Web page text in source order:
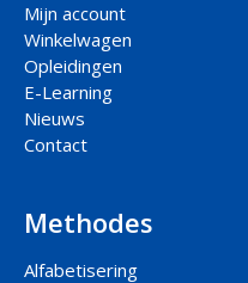
Mijn account
Winkelwagen
Opleidingen
E-Learning
Nieuws
Contact
Methodes
Alfabetisering